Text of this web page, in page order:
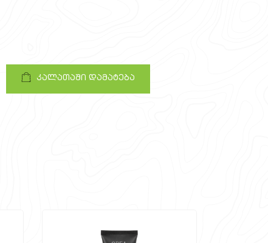
კალათაში დამატება